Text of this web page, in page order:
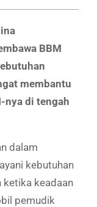
BBM
membantu
nya di tengah
dalam
kebutuhan
keadaan
pemudik